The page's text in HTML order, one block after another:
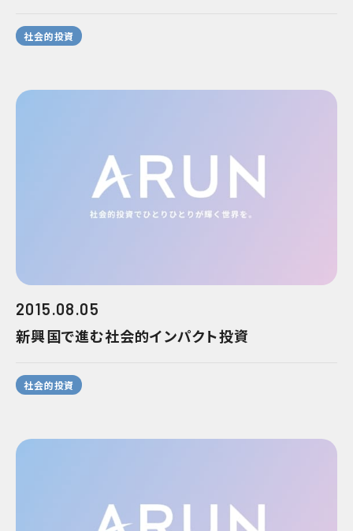
社会的投資
2015.08.05
新興国で進む社会的インパクト投資
社会的投資